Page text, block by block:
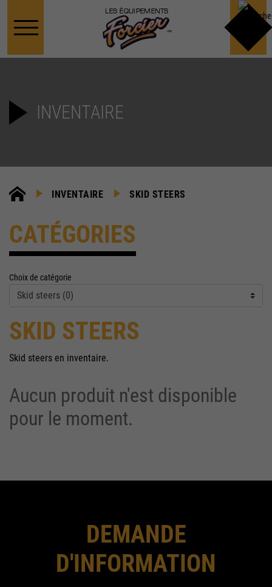
LES ÉQUIPEMENTS
INVENTAIRE
INVENTAIRE SKID STEERS
CATÉGORIES
Choix de catégorie
SKID STEERS
Skid steers en inventaire.
Aucun produit n'est disponible
pour le moment.
DEMANDE
D'INFORMATION